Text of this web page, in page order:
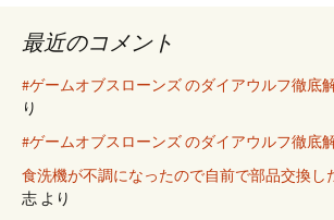
最近のコメント
#ゲームオブスローンズ のダイアウルフ徹底
り
#ゲームオブスローンズ のダイアウルフ徹底
食洗機が不調になったので自前で部品交換し
志 より